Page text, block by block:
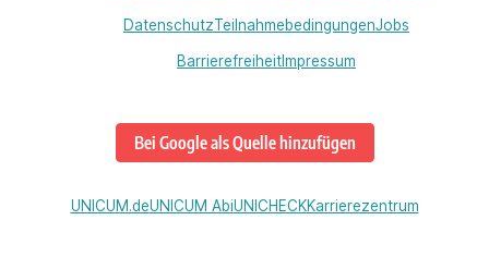
DatenschutzTeilnahmebedingungenJobs
BarrierefreiheitImpressum
Bei Google als Quelle hinzufügen
UNICUM.deUNICUM AbiUNICHECKKarrierezentrum